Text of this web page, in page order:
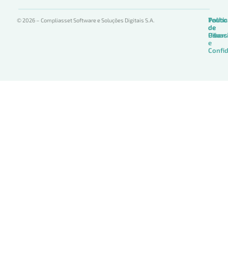
© 2026 – Compliasset Software e Soluções Digitais S.A.
de
Uso
de
de
e